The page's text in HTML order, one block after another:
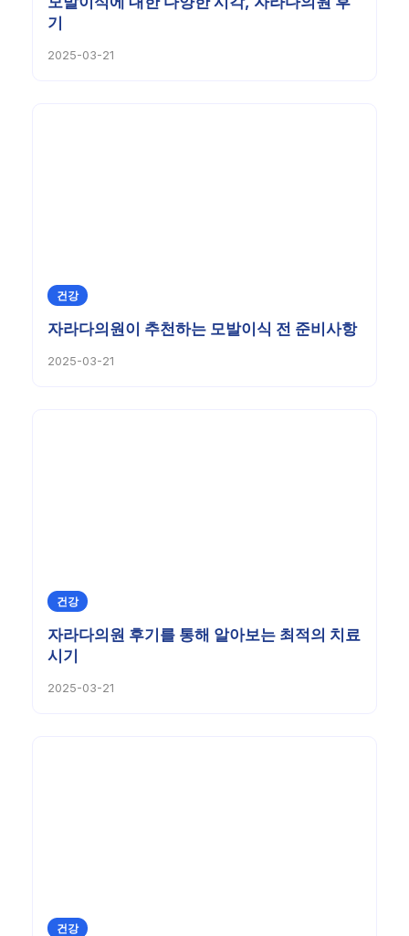
기
2025-03-21
건강
자라다의원이 추천하는 모발이식 전 준비사항
2025-03-21
건강
자라다의원 후기를 통해 알아보는 최적의 치료
시기
2025-03-21
건강